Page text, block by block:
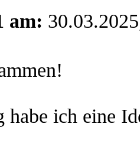
am:
habe ich eine